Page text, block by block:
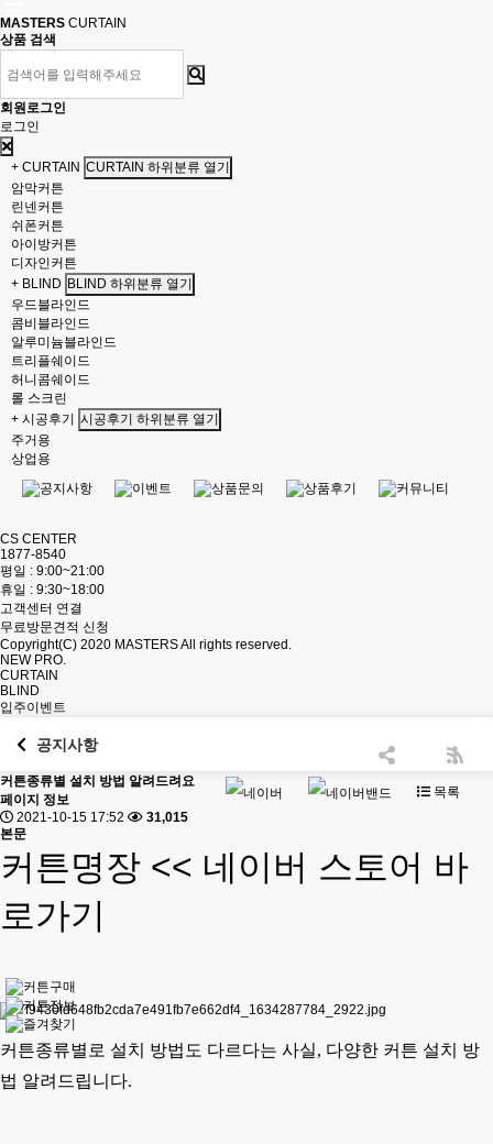
MASTERS CURTAIN
상품 검색
회원로그인
로그인
+ CURTAIN CURTAIN 하위분류 열기
암막커튼
린넨커튼
쉬폰커튼
아이방커튼
디자인커튼
+ BLIND BLIND 하위분류 열기
우드블라인드
콤비블라인드
알루미늄블라인드
트리플쉐이드
허니콤쉐이드
롤 스크린
+ 시공후기 시공후기 하위분류 열기
주거용
상업용
CS CENTER
1877-8540
평일 : 9:00~21:00
휴일 : 9:30~18:00
고객센터 연결
무료방문견적 신청
Copyright(C) 2020 MASTERSAll rights reserved.
NEW PRO.
CURTAIN
BLIND
입주이벤트
공지사항
목록
커튼종류별 설치 방법 알려드려요
페이지 정보
2021-10-15 17:52
31,015
본문
커튼명장 << 네이버 스토어 바
로가기
커튼종류별로 설치 방법도 다르다는 사실, 다양한 커튼 설치 방
법 알려드립니다.